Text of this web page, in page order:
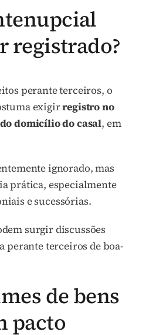
registrado?
perante terceiros, o
exigirregistro no
domicílio do casal, em
ignorado, mas
prática, especialmente
e sucessórias.
surgir discussões
perante terceiros de boa-
de bens
pacto